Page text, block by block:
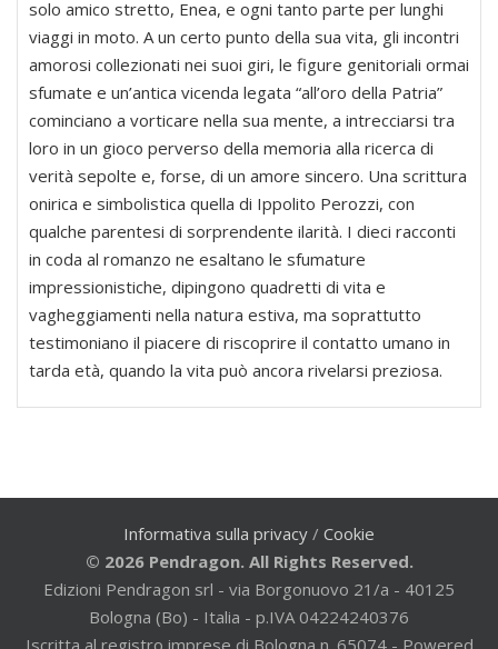
solo amico stretto, Enea, e ogni tanto parte per lunghi
viaggi in moto. A un certo punto della sua vita, gli incontri
amorosi collezionati nei suoi giri, le figure genitoriali ormai
sfumate e un’antica vicenda legata “all’oro della Patria”
cominciano a vorticare nella sua mente, a intrecciarsi tra
loro in un gioco perverso della memoria alla ricerca di
verità sepolte e, forse, di un amore sincero. Una scrittura
onirica e simbolistica quella di Ippolito Perozzi, con
qualche parentesi di sorprendente ilarità. I dieci racconti
in coda al romanzo ne esaltano le sfumature
impressionistiche, dipingono quadretti di vita e
vagheggiamenti nella natura estiva, ma soprattutto
testimoniano il piacere di riscoprire il contatto umano in
tarda età, quando la vita può ancora rivelarsi preziosa.
Informativa sulla privacy / Cookie
© 2026 Pendragon. All Rights Reserved.
Edizioni Pendragon srl - via Borgonuovo 21/a - 40125
Bologna (Bo) - Italia - p.IVA 04224240376